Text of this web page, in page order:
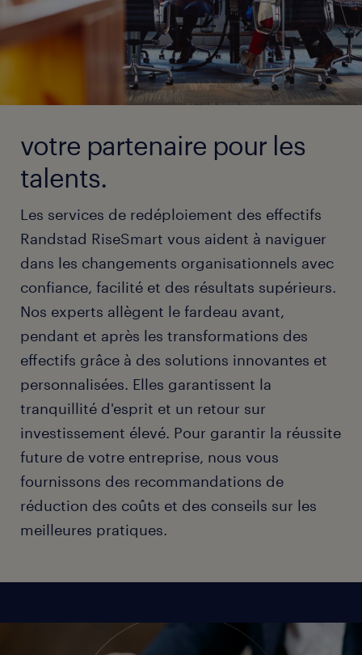
votre partenaire pour les
talents.
Les services de redéploiement des effectifs
Randstad RiseSmart vous aident à naviguer
dans les changements organisationnels avec
confiance, facilité et des résultats supérieurs.
Nos experts allègent le fardeau avant,
pendant et après les transformations des
effectifs grâce à des solutions innovantes et
personnalisées. Elles garantissent la
tranquillité d'esprit et un retour sur
investissement élevé. Pour garantir la réussite
future de votre entreprise, nous vous
fournissons des recommandations de
réduction des coûts et des conseils sur les
meilleures pratiques.